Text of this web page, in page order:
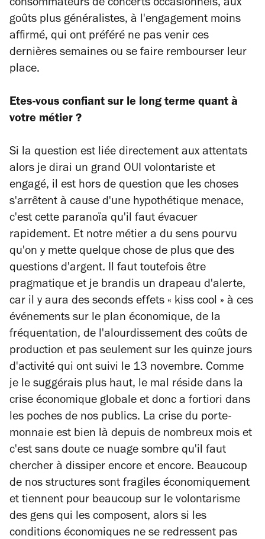
consommateurs de concerts occasionnels, aux
goûts plus généralistes, à l'engagement moins
affirmé, qui ont préféré ne pas venir ces
dernières semaines ou se faire rembourser leur
place.
Etes-vous confiant sur le long terme quant à
votre métier ?
Si la question est liée directement aux attentats
alors je dirai un grand OUI volontariste et
engagé, il est hors de question que les choses
s'arrêtent à cause d'une hypothétique menace,
c'est cette paranoïa qu'il faut évacuer
rapidement. Et notre métier a du sens pourvu
qu'on y mette quelque chose de plus que des
questions d'argent. Il faut toutefois être
pragmatique et je brandis un drapeau d'alerte,
car il y aura des seconds effets « kiss cool » à ces
événements sur le plan économique, de la
fréquentation, de l'alourdissement des coûts de
production et pas seulement sur les quinze jours
d'activité qui ont suivi le 13 novembre. Comme
je le suggérais plus haut, le mal réside dans la
crise économique globale et donc a fortiori dans
les poches de nos publics. La crise du porte-
monnaie est bien là depuis de nombreux mois et
c'est sans doute ce nuage sombre qu'il faut
chercher à dissiper encore et encore. Beaucoup
de nos structures sont fragiles économiquement
et tiennent pour beaucoup sur le volontarisme
des gens qui les composent, alors si les
conditions économiques ne se redressent pas